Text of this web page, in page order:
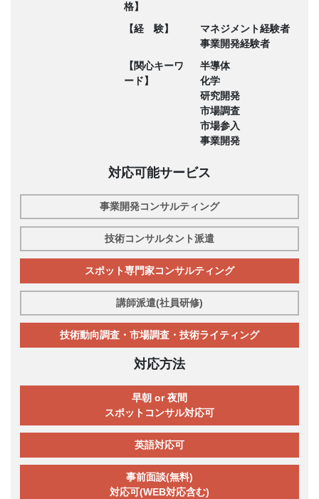
格】
【経 験】
マネジメント経験者
事業開発経験者
【関心キーワ
ード】
半導体
化学
研究開発
市場調査
市場参入
事業開発
対応可能サービス
事業開発コンサルティング
技術コンサルタント派遣
スポット専門家コンサルティング
講師派遣(社員研修)
技術動向調査・市場調査・技術ライティング
対応方法
早朝 or 夜間
スポットコンサル対応可
英語対応可
事前面談(無料)
対応可(WEB対応含む)